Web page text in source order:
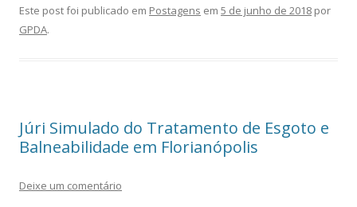
Este post foi publicado em Postagens em 5 de junho de 2018 por
GPDA.
Júri Simulado do Tratamento de Esgoto e
Balneabilidade em Florianópolis
Deixe um comentário